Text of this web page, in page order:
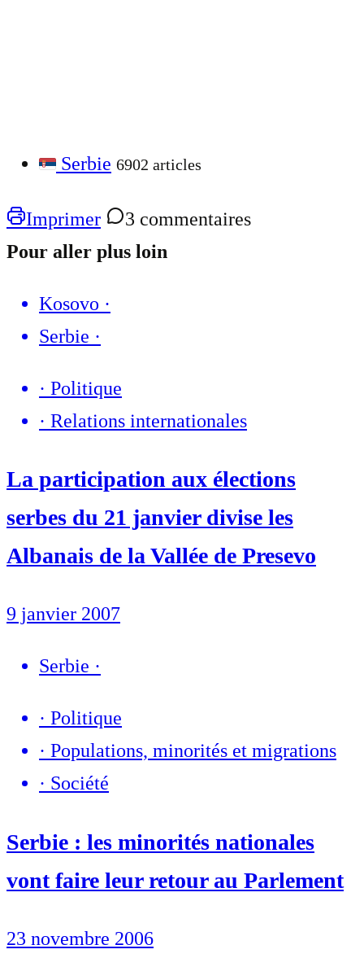
Serbie 6902 articles
Imprimer
3 commentaires
Pour aller plus loin
Kosovo ·
Serbie ·
· Politique
· Relations internationales
La participation aux élections
serbes du 21 janvier divise les
Albanais de la Vallée de Presevo
9 janvier 2007
Serbie ·
· Politique
· Populations, minorités et migrations
· Société
Serbie : les minorités nationales
vont faire leur retour au Parlement
23 novembre 2006